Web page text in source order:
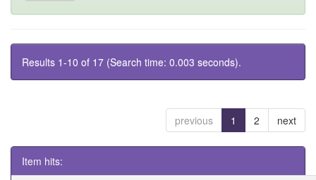
Results 1-10 of 17 (Search time: 0.003 seconds).
previous 1 2 next
Item hits: